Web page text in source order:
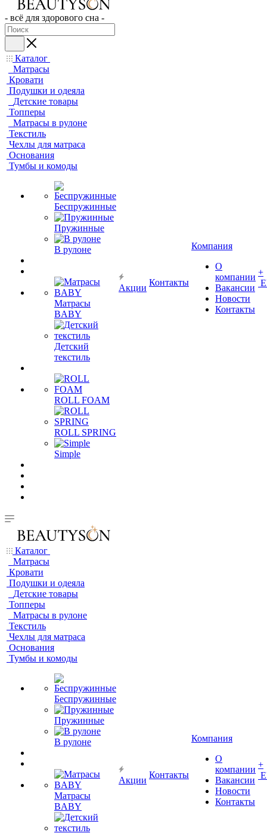
- всё для здорового сна -
Каталог
Матрасы
Кровати
Подушки и одеяла
Детские товары
Топперы
Матрасы в рулоне
Текстиль
Чехлы для матраса
Основания
Тумбы и комоды
Беспружинные
Пружинные
В рулоне
Матрасы
BABY
Детский
текстиль
ROLL FOAM
ROLL SPRING
Simple
Акции
Контакты
Компания
О
компании
Вакансии
Новости
Контакты
+
Каталог
Матрасы
Кровати
Подушки и одеяла
Детские товары
Топперы
Матрасы в рулоне
Текстиль
Чехлы для матраса
Основания
Тумбы и комоды
Беспружинные
Пружинные
В рулоне
Матрасы
BABY
Акции
Контакты
Компания
О
компании
Вакансии
Новости
Контакты
+